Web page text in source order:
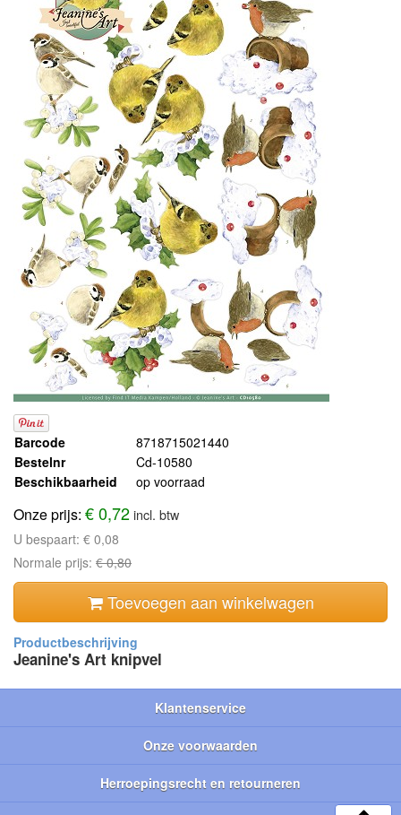
Barcode
8718715021440
Bestelnr
Cd-10580
Beschikbaarheid
op voorraad
Onze prijs: € 0,72incl. btw
U bespaart: € 0,08
Normale prijs: € 0,80
Toevoegen aan winkelwagen
Jeanine's Art knipvel
Klantenservice
Onze voorwaarden
Herroepingsrecht en retourneren